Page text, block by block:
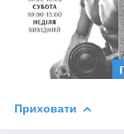
Приховати